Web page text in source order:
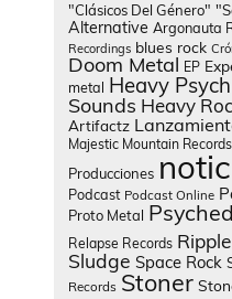
"Clásicos Del Género"
Alternative Argonauta
Recordings blues rock
Doom Metal EP
metal Heavy Psych
Sounds Heavy
Artifactz
Majestic Mountain Records
Producciones
Podcast Podcast Online
Proto Metal
Relapse Records
Sludge Space Rock
Records Stoner